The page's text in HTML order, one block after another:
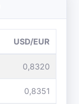
USD/EUR
0,8320
0,8351